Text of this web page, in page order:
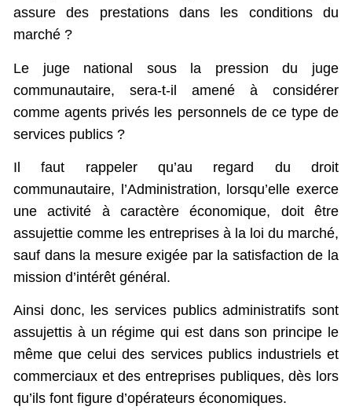
assure des prestations dans les conditions du
marché ?
Le juge national sous la pression du juge
communautaire, sera-t-il amené à considérer
comme agents privés les personnels de ce type de
services publics ?
Il faut rappeler qu’au regard du droit
communautaire, l’Administration, lorsqu’elle exerce
une activité à caractère économique, doit être
assujettie comme les entreprises à la loi du marché,
sauf dans la mesure exigée par la satisfaction de la
mission d’intérêt général.
Ainsi donc, les services publics administratifs sont
assujettis à un régime qui est dans son principe le
même que celui des services publics industriels et
commerciaux et des entreprises publiques, dès lors
qu’ils font figure d’opérateurs économiques.